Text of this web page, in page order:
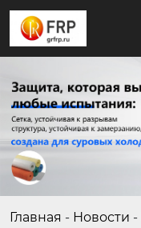
Главная - Новости -